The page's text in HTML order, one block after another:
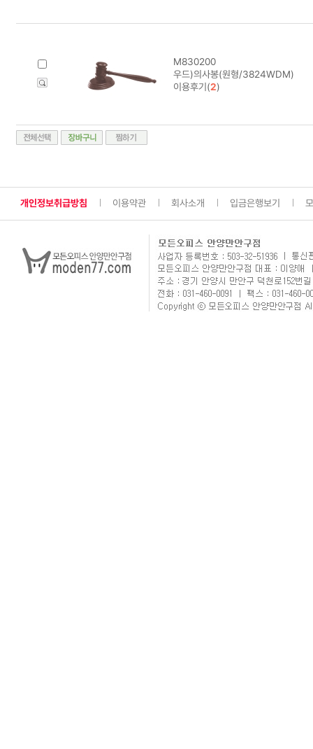
M830200
우드)의사봉(원형/3824WDM)
이용후기(2)
개인정보취급방침 이용약관 회사소개 입금은행보기